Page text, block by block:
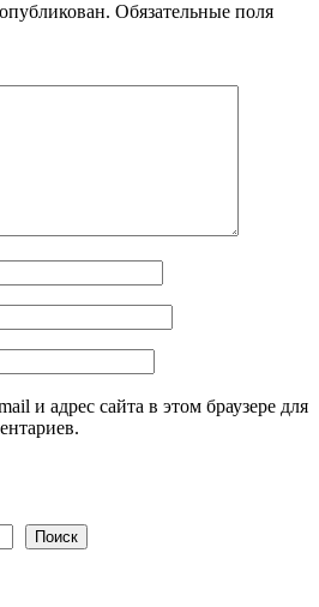
Обязательные поля
и адрес сайта в этом браузере для
Поиск